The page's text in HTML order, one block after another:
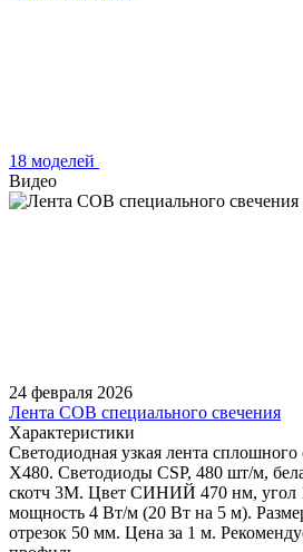
18 моделей
Видео
24 февраля 2026
Лента COB специального свечения
Характеристики
Светодиодная узкая лента
X480. Светодиоды CSP, 480 шт/м,
скотч 3M. Цвет СИНИЙ 470 нм, угол
мощность 4 Вт/м (20 Вт на 5 м).
отрезок 50 мм. Цена за 1 м.